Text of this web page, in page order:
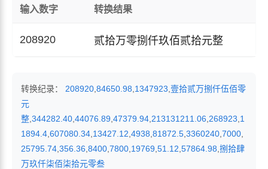
输入数字 转换结果
208920 贰拾万零捌仟玖佰贰拾元整
转换纪录： 208920 84650.98 1347923 壹拾贰万捌仟伍佰零
元
整 344282.40 44076.89 47379.94 213131211.06 268923 1
1894.4 607080.34 13427.12 4938 81872.5 3360240 7000
25795.74 356.36 8400 7800 19769 51.12 57864.98 捌拾肆
万玖仟柒佰柒拾元零叁